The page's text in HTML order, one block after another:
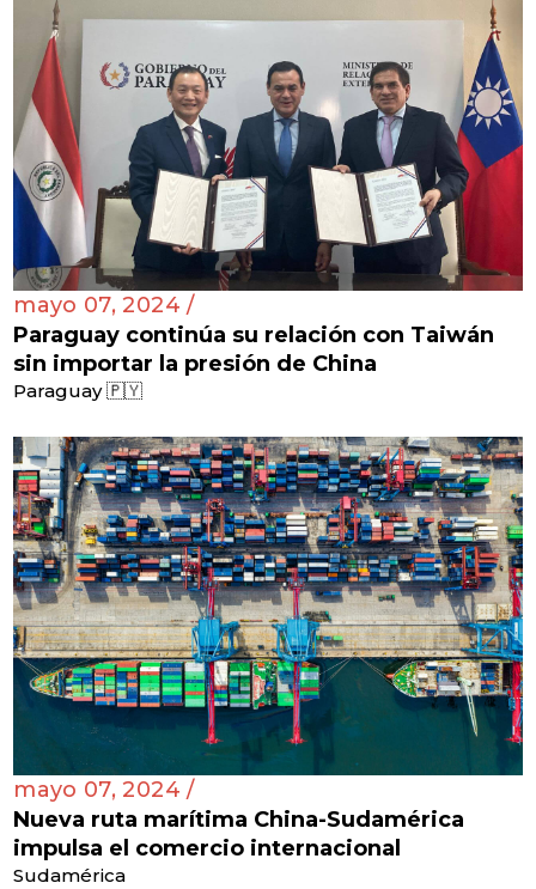
mayo 07, 2024 /
Paraguay continúa su relación con Taiwán
sin importar la presión de China
Paraguay 🇵🇾
mayo 07, 2024 /
Nueva ruta marítima China-Sudamérica
impulsa el comercio internacional
Sudamérica